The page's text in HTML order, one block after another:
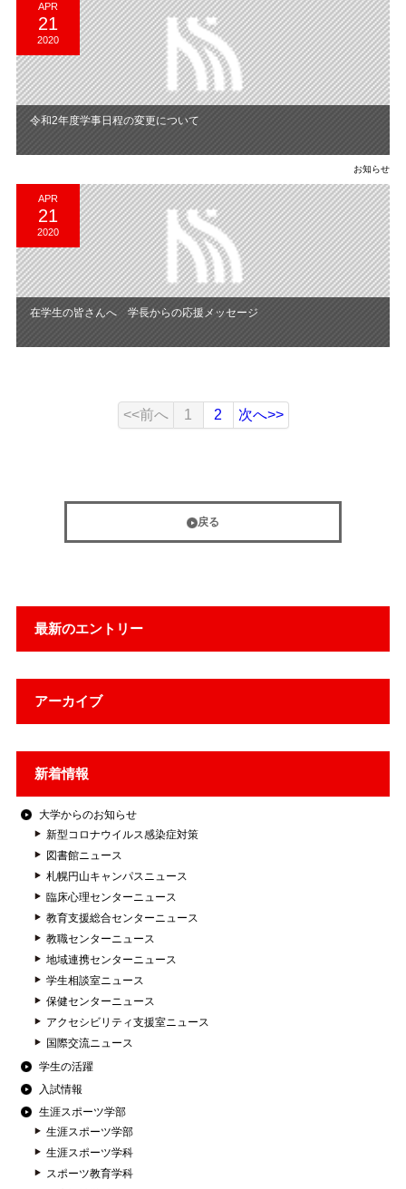
最新のエントリー
アーカイブ
新着情報
大学からのお知らせ
新型コロナウイルス感染症対策
図書館ニュース
札幌円山キャンパスニュース
臨床心理センターニュース
教育支援総合センターニュース
教職センターニュース
地域連携センターニュース
学生相談室ニュース
保健センターニュース
アクセシビリティ支援室ニュース
国際交流ニュース
学生の活躍
入試情報
生涯スポーツ学部
生涯スポーツ学部
生涯スポーツ学科
スポーツ教育学科
APR
21
2020
令和2年度学事日程の変更について
お知らせ
APR
21
2020
在学生の皆さんへ 学長からの応援メッセージ
<<前へ 1 2 次へ>>
戻る